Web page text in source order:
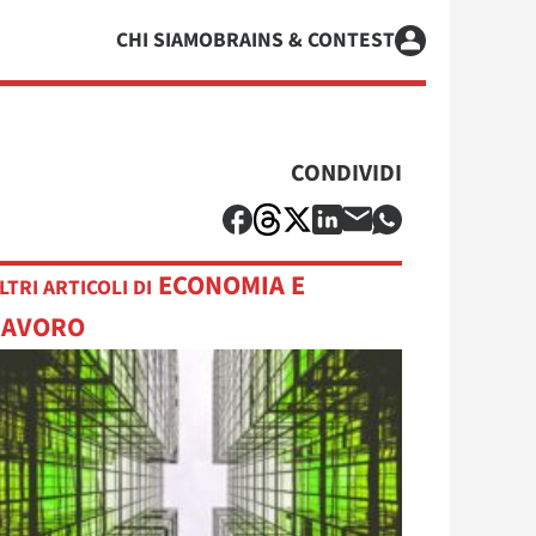
CHI SIAMOBRAINS & CONTEST
CONDIVIDI
ARTICOLI DI ECONOMIA E